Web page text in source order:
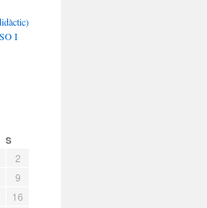
I
S
2
9
16